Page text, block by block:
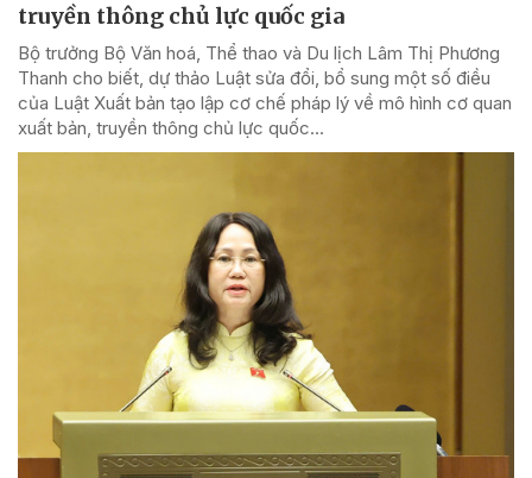
truyền thông chủ lực quốc gia
Bộ trưởng Bộ Văn hoá, Thể thao và Du lịch Lâm Thị Phương
Thanh cho biết, dự thảo Luật sửa đổi, bổ sung một số điều
của Luật Xuất bản tạo lập cơ chế pháp lý về mô hình cơ quan
xuất bản, truyền thông chủ lực quốc...